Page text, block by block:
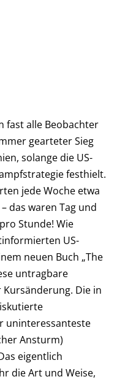
fast alle Beobachter
gearteter Sieg
solange die US-
festhielt.
jede Woche etwa
das waren Tag und
Stunde! Wie
US-
neuen Buch „The
untragbare
Die in
uninteressanteste
Ansturm)
eigentlich
die Art und Weise,